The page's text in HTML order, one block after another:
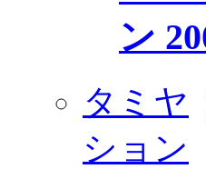
ン
タミヤ
ション